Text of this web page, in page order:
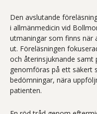
Den avslutande
i allmänmedicin vid
utmaningar som finns när
ut. Föreläsningen
och återinsjuknande samt
genomföras på ett säkert
bedömningar, nära
patienten.